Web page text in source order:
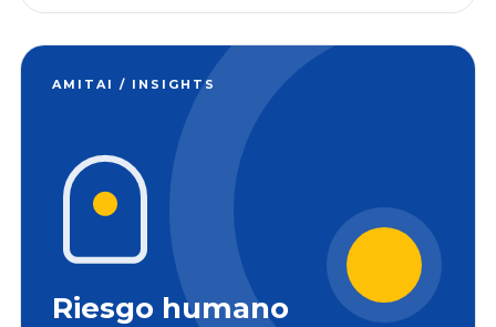
AMITAI / INSIGHTS
Riesgo humano